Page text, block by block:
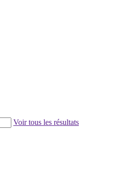
Voir tous les résultats